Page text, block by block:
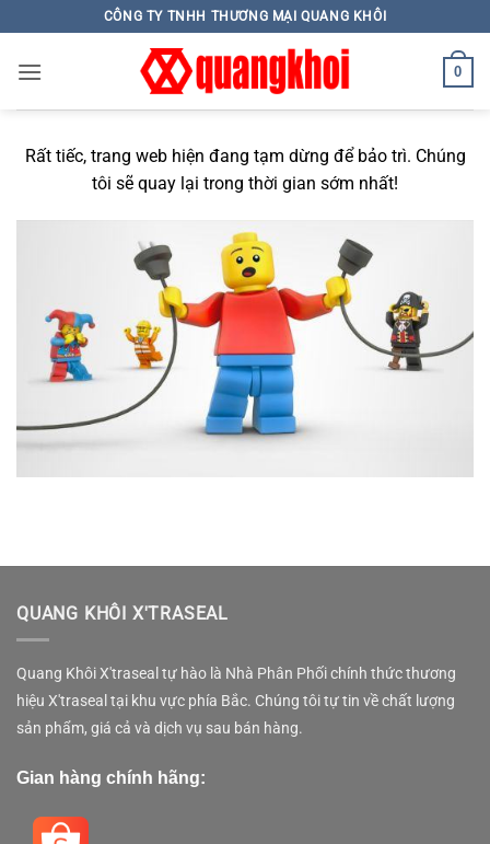
to
content
CÔNG TY TNHH THƯƠNG MẠI QUANG KHÔI
0
Rất tiếc, trang web hiện đang tạm dừng để bảo trì. Chúng
tôi sẽ quay lại trong thời gian sớm nhất!
QUANG KHÔI X'TRASEAL
Quang Khôi X'traseal tự hào là Nhà Phân Phối chính thức thương
hiệu X'traseal tại khu vực phía Bắc. Chúng tôi tự tin về chất lượng
sản phẩm, giá cả và dịch vụ sau bán hàng.
Gian hàng chính hãng: